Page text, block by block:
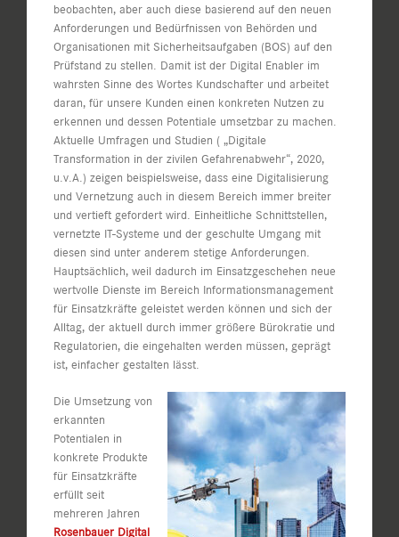
beobachten, aber auch diese basierend auf den neuen
Anforderungen und Bedürfnissen von Behörden und
Organisationen mit Sicherheitsaufgaben (BOS) auf den
Prüfstand zu stellen. Damit ist der Digital Enabler im
wahrsten Sinne des Wortes Kundschafter und arbeitet
daran, für unsere Kunden einen konkreten Nutzen zu
erkennen und dessen Potentiale umsetzbar zu machen.
Aktuelle Umfragen und Studien ( „Digitale
Transformation in der zivilen Gefahrenabwehr“, 2020,
u.v.A.) zeigen beispielsweise, dass eine Digitalisierung
und Vernetzung auch in diesem Bereich immer breiter
und vertieft gefordert wird. Einheitliche Schnittstellen,
vernetzte IT-Systeme und der geschulte Umgang mit
diesen sind unter anderem stetige Anforderungen.
Hauptsächlich, weil dadurch im Einsatzgeschehen neue
wertvolle Dienste im Bereich Informationsmanagement
für Einsatzkräfte geleistet werden können und sich der
Alltag, der aktuell durch immer größere Bürokratie und
Regulatorien, die eingehalten werden müssen, geprägt
ist, einfacher gestalten lässt.
Die Umsetzung von
erkannten
Potentialen in
konkrete Produkte
für Einsatzkräfte
erfüllt seit
mehreren Jahren
Rosenbauer Digital